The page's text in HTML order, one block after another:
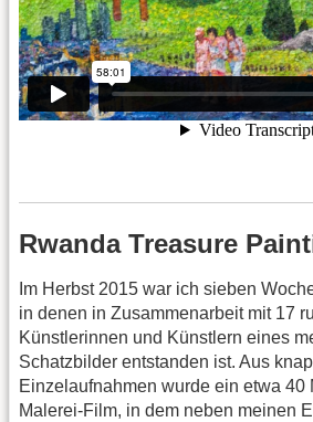
Rwanda Treasure
Im Herbst 2015 war ich sieben
in denen in Zusammenarbeit mit 17
Künstlerinnen und Künstlern eines
Schatzbilder entstanden ist. Aus
Einzelaufnahmen wurde ein etwa 40
Malerei-Film, in dem neben meinen